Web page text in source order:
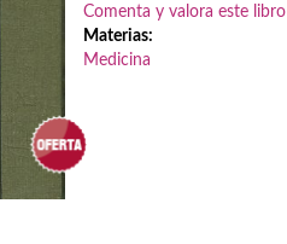
Comenta y valora este libro
Materias:
Medicina